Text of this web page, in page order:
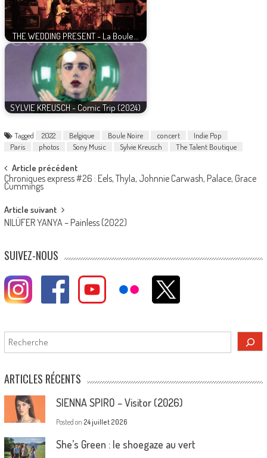
THE WEDDING PRESENT - La Boule…
SYLVIE KREUSCH - Comic Trip (2024)
Tagged 2022 Belgique Boule Noire concert
Indie Pop
Paris
photos Sony Music Sylvie Kreusch The Talent Boutique
Post
navigation
Article précédent
Chroniques express #26 : Eels, Thyla, Johnnie Carwash, Palace, Grace
Cummings
Article suivant
NILÜFER YANYA – Painless (2022)
SUIVEZ-NOUS
Rechercher
ARTICLES RÉCENTS
SIENNA SPIRO – Visitor (2026)
Posted on 24 juillet 2026
She’s Green : le shoegaze au vert